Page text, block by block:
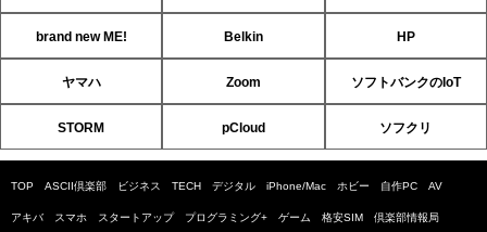
brand new ME! Belkin HP
ヤマハ Zoom ソフトバンクのIoT
STORM pCloud ソフクリ
TOP ASCII倶楽部 ビジネス TECH デジタル iPhone/Mac ホビー 自作PC AV
アキバ スマホ スタートアップ プログラミング+ ゲーム 格安SIM 倶楽部情報局